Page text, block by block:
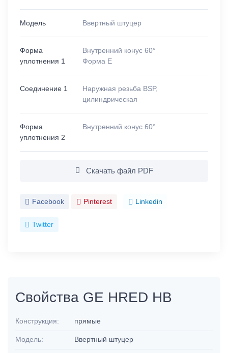
Модель Ввертный штуцер
Форма
уплотнения 1
Внутренний конус 60°
Форма E
Соединение 1
Наружная резьба BSP,
цилиндрическая
Форма
уплотнения 2
Внутренний конус 60°
Скачать файл PDF
Facebook Pinterest Linkedin
Twitter
Свойства GE HRED HB
Конструкция: прямые
Модель: Ввертный штуцер